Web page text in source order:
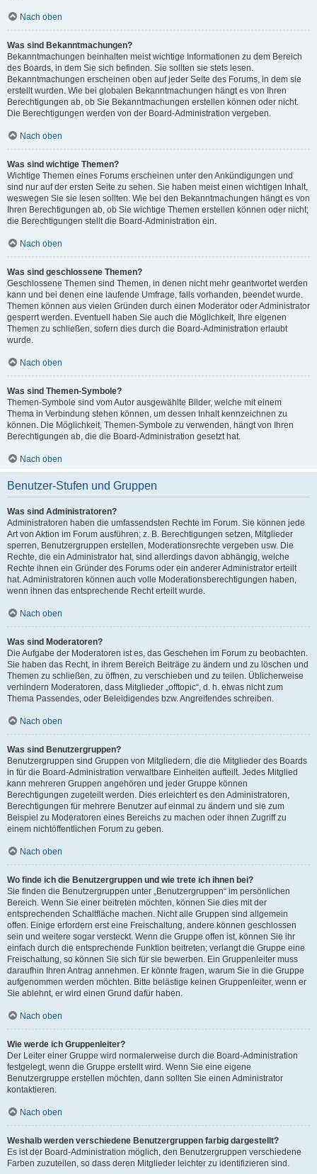
Nach oben
Was sind Bekanntmachungen?
Bekanntmachungen beinhalten meist wichtige Informationen zu dem Bereich
des Boards, in dem Sie sich befinden. Sie sollten sie stets lesen.
Bekanntmachungen erscheinen oben auf jeder Seite des Forums, in dem sie
erstellt wurden. Wie bei globalen Bekanntmachungen hängt es von Ihren
Berechtigungen ab, ob Sie Bekanntmachungen erstellen können oder nicht.
Die Berechtigungen werden von der Board-Administration vergeben.
Nach oben
Was sind wichtige Themen?
Wichtige Themen eines Forums erscheinen unter den Ankündigungen und
sind nur auf der ersten Seite zu sehen. Sie haben meist einen wichtigen Inhalt,
weswegen Sie sie lesen sollten. Wie bei den Bekanntmachungen hängt es von
Ihren Berechtigungen ab, ob Sie wichtige Themen erstellen können oder nicht;
die Berechtigungen stellt die Board-Administration ein.
Nach oben
Was sind geschlossene Themen?
Geschlossene Themen sind Themen, in denen nicht mehr geantwortet werden
kann und bei denen eine laufende Umfrage, falls vorhanden, beendet wurde.
Themen können aus vielen Gründen durch einen Moderator oder Administrator
gesperrt werden. Eventuell haben Sie auch die Möglichkeit, Ihre eigenen
Themen zu schließen, sofern dies durch die Board-Administration erlaubt
wurde.
Nach oben
Was sind Themen-Symbole?
Themen-Symbole sind vom Autor ausgewählte Bilder, welche mit einem
Thema in Verbindung stehen können, um dessen Inhalt kennzeichnen zu
können. Die Möglichkeit, Themen-Symbole zu verwenden, hängt von Ihren
Berechtigungen ab, die die Board-Administration gesetzt hat.
Nach oben
Benutzer-Stufen und Gruppen
Was sind Administratoren?
Administratoren haben die umfassendsten Rechte im Forum. Sie können jede
Art von Aktion im Forum ausführen; z. B. Berechtigungen setzen, Mitglieder
sperren, Benutzergruppen erstellen, Moderationsrechte vergeben usw. Die
Rechte, die ein Administrator hat, sind allerdings davon abhängig, welche
Rechte ihnen ein Gründer des Forums oder ein anderer Administrator erteilt
hat. Administratoren können auch volle Moderationsberechtigungen haben,
wenn ihnen das entsprechende Recht erteilt wurde.
Nach oben
Was sind Moderatoren?
Die Aufgabe der Moderatoren ist es, das Geschehen im Forum zu beobachten.
Sie haben das Recht, in ihrem Bereich Beiträge zu ändern und zu löschen und
Themen zu schließen, zu öffnen, zu verschieben und zu teilen. Üblicherweise
verhindern Moderatoren, dass Mitglieder „offtopic“, d. h. etwas nicht zum
Thema Passendes, oder Beleidigendes bzw. Angreifendes schreiben.
Nach oben
Was sind Benutzergruppen?
Benutzergruppen sind Gruppen von Mitgliedern, die die Mitglieder des Boards
in für die Board-Administration verwaltbare Einheiten aufteilt. Jedes Mitglied
kann mehreren Gruppen angehören und jeder Gruppe können
Berechtigungen zugeteilt werden. Dies erleichtert es den Administratoren,
Berechtigungen für mehrere Benutzer auf einmal zu ändern und sie zum
Beispiel zu Moderatoren eines Bereichs zu machen oder ihnen Zugriff zu
einem nichtöffentlichen Forum zu geben.
Nach oben
Wo finde ich die Benutzergruppen und wie trete ich ihnen bei?
Sie finden die Benutzergruppen unter „Benutzergruppen“ im persönlichen
Bereich. Wenn Sie einer beitreten möchten, können Sie dies mit der
entsprechenden Schaltfläche machen. Nicht alle Gruppen sind allgemein
offen. Einige erfordern erst eine Freischaltung, andere können geschlossen
sein und weitere sogar versteckt. Wenn die Gruppe offen ist, können Sie ihr
einfach durch die entsprechende Funktion beitreten; verlangt die Gruppe eine
Freischaltung, so können Sie sich für sie bewerben. Ein Gruppenleiter muss
daraufhin Ihren Antrag annehmen. Er könnte fragen, warum Sie in die Gruppe
aufgenommen werden möchten. Bitte belästige keinen Gruppenleiter, wenn er
Sie ablehnt, er wird einen Grund dafür haben.
Nach oben
Wie werde ich Gruppenleiter?
Der Leiter einer Gruppe wird normalerweise durch die Board-Administration
festgelegt, wenn die Gruppe erstellt wird. Wenn Sie eine eigene
Benutzergruppe erstellen möchten, dann sollten Sie einen Administrator
kontaktieren.
Nach oben
Weshalb werden verschiedene Benutzergruppen farbig dargestellt?
Es ist der Board-Administration möglich, den Benutzergruppen verschiedene
Farben zuzuteilen, so dass deren Mitglieder leichter zu identifizieren sind.